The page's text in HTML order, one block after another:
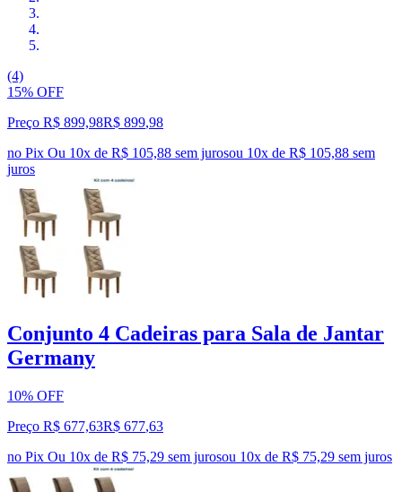
(4)
15% OFF
Preço R$ 899,98R$ 899,98
no Pix Ou 10x de R$ 105,88 sem jurosou 10x de R$ 105,88 sem
juros
Conjunto 4 Cadeiras para Sala de Jantar
Germany
10% OFF
Preço R$ 677,63R$ 677,63
no Pix Ou 10x de R$ 75,29 sem jurosou 10x de R$ 75,29 sem juros